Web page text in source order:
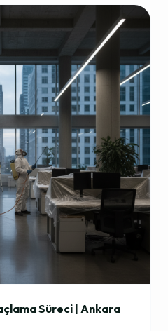
Süreci | Ankara